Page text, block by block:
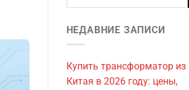
НЕДАВНИЕ ЗАПИСИ
Купить трансформатор из
Китая в 2026 году: цены,